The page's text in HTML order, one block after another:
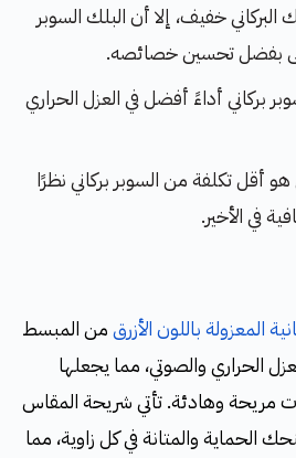
خفيف، إلا أن البلك السوبر
بفضل تحسين خصائصه.
بركاني أداءً أفضل في العزل الحراري
هو أقل تكلفة من السوبر بركاني نظرًا
في الأخير.
المعزولة باللون الأزرقمن المبسط
الحراري والصوتي، مما يجعلها
مريحة وهادئة. تأتي شريحة المقاس
الحماية والمتانة في كل زاوية، مما